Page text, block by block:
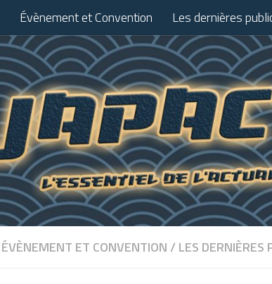
Évènement et Convention Les dernières
ÉVÈNEMENT ET CONVENTION / LES DERNIÈRES